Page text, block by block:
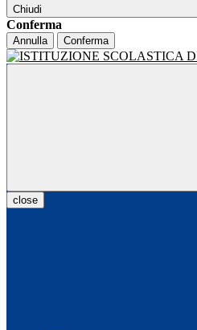
Chiudi
Conferma
Annulla Conferma
close